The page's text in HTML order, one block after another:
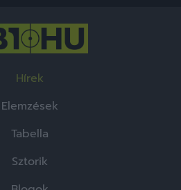
Hírek
Elemzések
Tabella
Sztorik